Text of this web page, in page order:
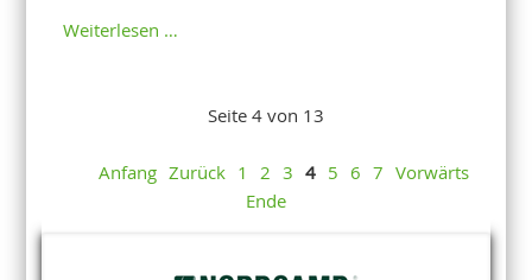
Weiterlesen …
Seite 4 von 13
Anfang Zurück 1 2 3 4 5 6 7 Vorwärts
Ende